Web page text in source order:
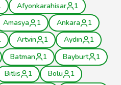
Afyonkarahisar
1
Amasya 1 Ankara
1
Artvin 1 Aydın
1
Batman 1 Bayburt
1
Bitlis 1 Bolu
1